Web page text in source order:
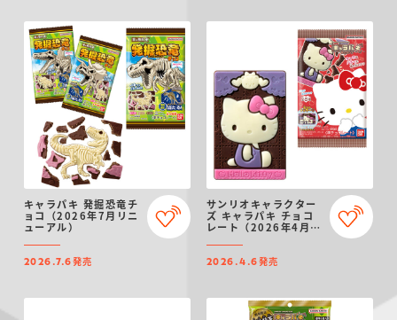
キャラパキ 発掘恐竜チ
ョコ（2026年7月リニ
ューアル）
2026.7.6発売
サンリオキャラクター
ズ キャラパキ チョコ
レート（2026年4月リ
2026.4.6発売